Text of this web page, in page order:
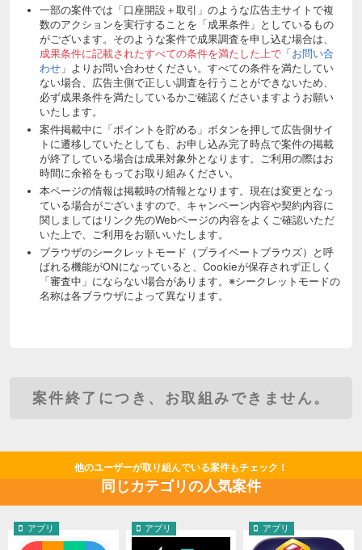
一部の案件では「口座開設＋取引」のような広告主サイトで複
数のアクションを実行することを「成果条件」としているもの
がございます。そのような案件で成果調査を申し込む場合は、
成果条件に記載されたすべての条件を満たした上で「お問い合
わせ」よりお問い合わせください。すべての条件を満たしてい
ない場合、広告主側で正しい調査を行うことができないため、
必ず成果条件を満たしているかご確認くださいますようお願い
いたします。
案件掲載中に「ポイントを貯める」ボタンを押して広告側サイ
トに遷移していたとしても、お申し込み完了時点で案件の掲載
が終了している場合は成果対象外となります。ご利用の際はお
時間に余裕をもってお取り組みください。
本ページの情報は掲載時の情報となります。現在は変更となっ
ている場合がございますので、キャンペーン内容や契約内容に
関しましてはリンク先のWebページの内容をよくご確認いただ
いた上で、ご利用をお願いいたします。
ブラウザのシークレットモード（プライベートブラウズ）と呼
ばれる機能がONになっていると、Cookieが保存されず正しく
「審査中」にならない場合があります。※シークレットモードの
名称は各ブラウザによって異なります。
案件終了につき、お取組みできません。
他のユーザーが取り組んでいる案件もチェック！
同じカテゴリの人気案件
アプリ アプリ アプリ